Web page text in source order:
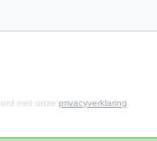
met onzeprivacyverklaring